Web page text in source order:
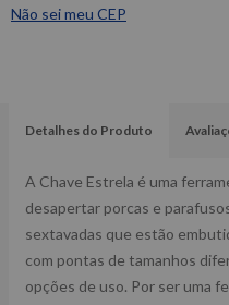
Não sei meu CEP
Detalhes do Produto
A Chave Estrela é uma
desapertar porcas e
sextavadas que estão
com pontas de tamanhos
opções de uso. Por ser uma